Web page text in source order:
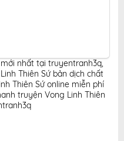
nhất tại truyentranh3q,
Thiên Sứ bản dịch chất
Thiên Sứ online miễn phí
truyện Vong Linh Thiên